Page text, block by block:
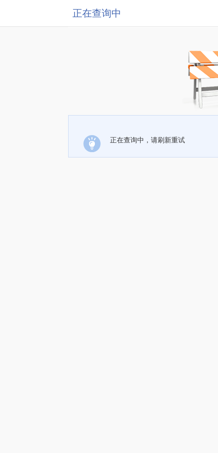
正在查询中
正在查询中，请刷新重试